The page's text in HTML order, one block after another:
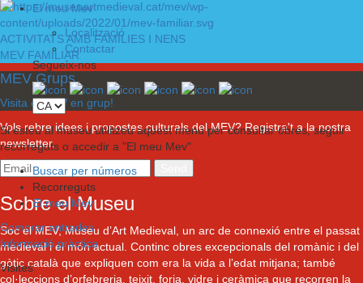
El meu Mev
Localització
Contactar
Segueix-nos
Si esteu al museu utilitzeu aquest menú per consultar obres, seguir
recorreguts o accedir a "El meu Mev"
Buscar per números
Recorreguts
El meu Mev
Comprar entrades
Informació pràctica
Visites
ACTIVITATS AMB FAMÍLIES I NENS
MEV FAMILIAR
MEV Grups
Visita el MEV en grup!
Vols rebre idees i propostes culturals del MEV? Registra't a la nostra
newsletter.
Sobre el Museu
Soc el MEV, Museu d’Art Medieval, un arc de connexió entre el passat
medieval i el món actual. Continc obres excepcionals del romànic i del
gòtic català que expliquen com era la vida a l’edat mitjana; també
col·leccions d’orfebreria, teixit, forja, vidre i ceràmica que recorren la